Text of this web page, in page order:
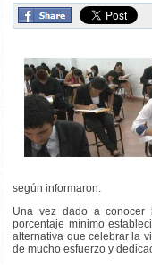
según informaron.
Una vez dado a conocer
porcentaje mínimo
alternativa que celebrar la
de mucho esfuerzo y